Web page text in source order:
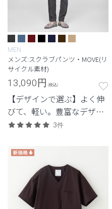
MEN
メンズ:スクラブパンツ・MOVE(リ
サイクル素材)
13,090円 (税込)
【デザインで選ぶ】よく伸
びて、軽い。豊富なデザイ
ンから選べる、動きやすさ
デル。
3件